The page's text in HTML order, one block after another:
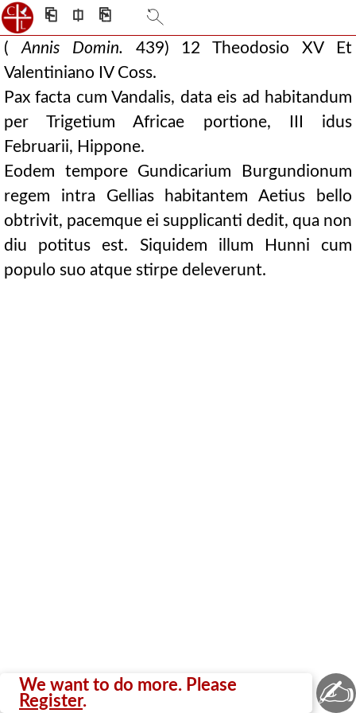
⎗ ⎅ ⎘
( Annis Domin. 439) 12 Theodosio XV Et
Valentiniano IV Coss.
Pax facta cum Vandalis, data eis ad habitandum
per Trigetium Africae portione, III idus
Februarii, Hippone.
Eodem tempore Gundicarium Burgundionum
regem intra Gellias habitantem Aetius bello
obtrivit, pacemque ei supplicanti dedit, qua non
diu potitus est. Siquidem illum Hunni cum
populo suo atque stirpe deleverunt.
We want to do more. Please
Register. ✍